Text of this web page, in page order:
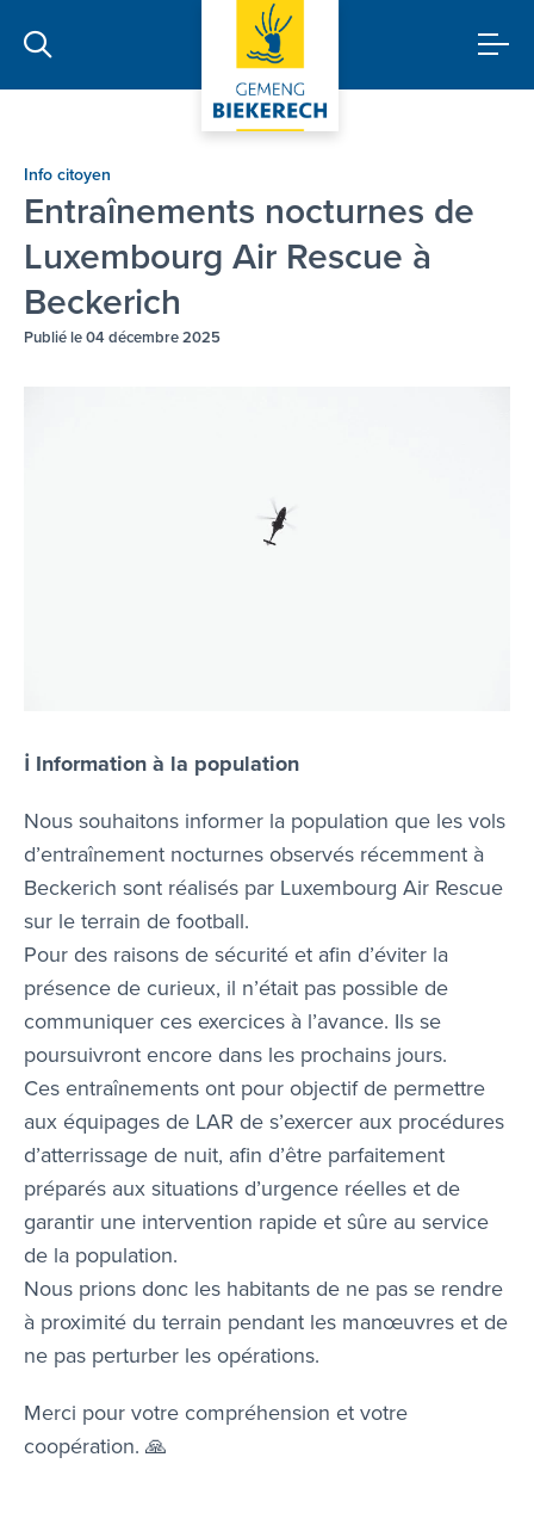
Info citoyen
Entraînements nocturnes de
Luxembourg Air Rescue à
Beckerich
Publié le 04 décembre 2025
ℹ️ Information à la population
Nous souhaitons informer la population que les vols
d’entraînement nocturnes observés récemment à
Beckerich sont réalisés par Luxembourg Air Rescue
sur le terrain de football.
Pour des raisons de sécurité et afin d’éviter la
présence de curieux, il n’était pas possible de
communiquer ces exercices à l’avance. Ils se
poursuivront encore dans les prochains jours.
Ces entraînements ont pour objectif de permettre
aux équipages de LAR de s’exercer aux procédures
d’atterrissage de nuit, afin d’être parfaitement
préparés aux situations d’urgence réelles et de
garantir une intervention rapide et sûre au service
de la population.
Nous prions donc les habitants de ne pas se rendre
à proximité du terrain pendant les manœuvres et de
ne pas perturber les opérations.
Merci pour votre compréhension et votre
coopération. 🙏